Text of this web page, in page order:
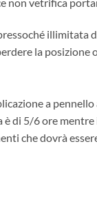
illimitata
la posizione
a
è di 5/6 ore
che dovrà